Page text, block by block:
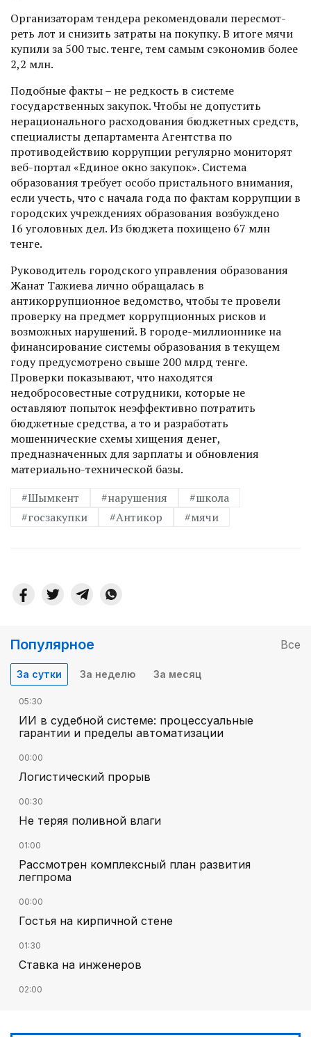
Организаторам тендера рекомендовали пересмот­
реть лот и снизить затраты на покупку. В итоге мячи
купили за 500 тыс. тенге, тем самым сэкономив более
2,2 млн.
Подобные факты – не редкость в системе
государственных закупок. Чтобы не допустить
нерационального расходования бюджетных средств,
специалисты департамента Агентства по
противодействию коррупции регулярно мониторят
веб-портал «Единое окно закупок». Система
образования требует особо пристального внимания,
если учесть, что с начала года по фактам коррупции в
городских учреждениях образования возбуждено
16 уголовных дел. Из бюджета похищено 67 млн
тенге.
Руководитель городского управления образования
Жанат Тажиева лично обращалась в
антикоррупционное ведомство, чтобы те провели
проверку на предмет коррупционных рисков и
возможных нарушений. В городе-миллионнике на
финансирование системы образования в текущем
году предусмотрено свыше 200 млрд тенге.
Проверки показывают, что находятся
недобросовестные сотрудники, которые не
оставляют попыток неэффективно потратить
бюджетные средства, а то и разработать
мошеннические схемы хищения денег,
предназначенных для зарплаты и обновления
материально-технической базы.
#Шымкент
#нарушения
#школа
#госзакупки
#Антикор #мячи
Популярное Все
За сутки За неделю За месяц
05:30
ИИ в судебной системе: процессуальные
гарантии и пределы автоматизации
00:00
Логистический прорыв
00:30
Не теряя поливной влаги
01:00
Рассмотрен комплексный план развития
легпрома
00:00
Гостья на кирпичной стене
01:30
Ставка на инженеров
02:00
02:30